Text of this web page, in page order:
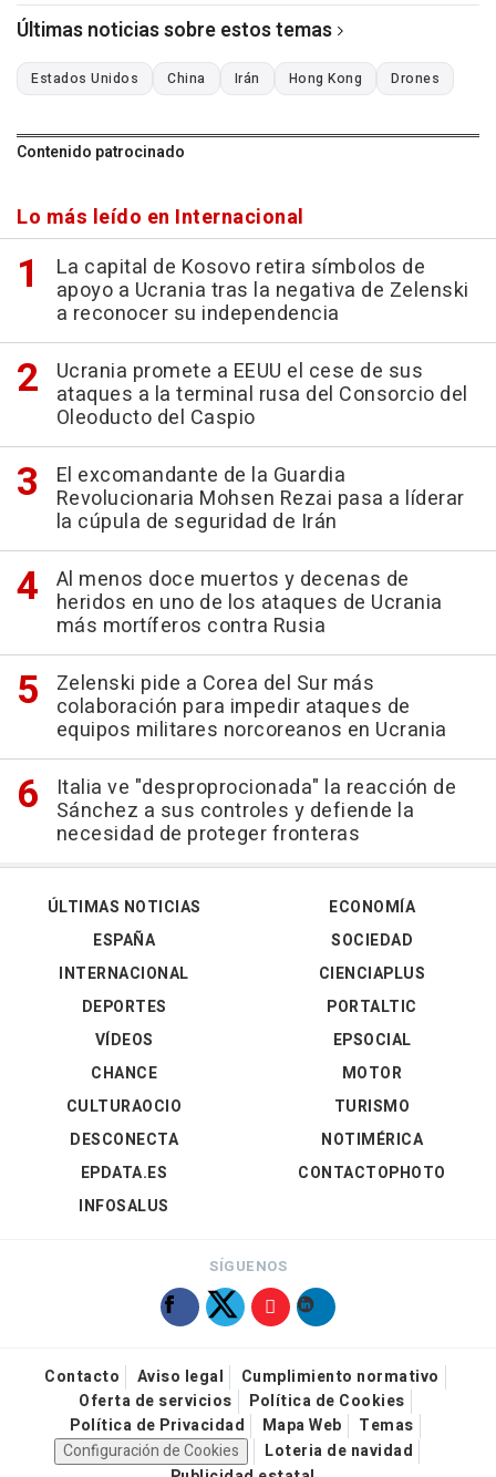
Últimas noticias sobre estos temas
Estados Unidos China Irán Hong Kong Drones
Contenido patrocinado
Lo más leído en Internacional
La capital de Kosovo retira símbolos de
apoyo a Ucrania tras la negativa de Zelenski
a reconocer su independencia
Ucrania promete a EEUU el cese de sus
ataques a la terminal rusa del Consorcio del
Oleoducto del Caspio
El excomandante de la Guardia
Revolucionaria Mohsen Rezai pasa a líderar
la cúpula de seguridad de Irán
Al menos doce muertos y decenas de
heridos en uno de los ataques de Ucrania
más mortíferos contra Rusia
Zelenski pide a Corea del Sur más
colaboración para impedir ataques de
equipos militares norcoreanos en Ucrania
Italia ve "desproprocionada" la reacción de
Sánchez a sus controles y defiende la
necesidad de proteger fronteras
ÚLTIMAS NOTICIAS
ESPAÑA
INTERNACIONAL
DEPORTES
VÍDEOS
ECONOMÍA
SOCIEDAD
CIENCIAPLUS
PORTALTIC
EPSOCIAL
CHANCE
CULTURAOCIO
DESCONECTA
EPDATA.ES
INFOSALUS
MOTOR
TURISMO
NOTIMÉRICA
CONTACTOPHOTO
SÍGUENOS
Contacto Aviso legal
Cumplimiento normativo
Oferta de servicios
Política de Cookies
Política de Privacidad
Mapa Web
Temas
Configuración de Cookies
Loteria de navidad